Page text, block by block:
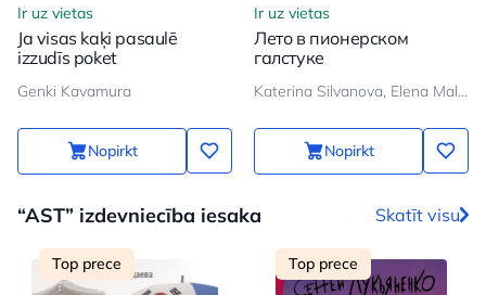
Ir uz vietas
Ja visas kaķi pasaulē
izzudīs poket
Genki Kavamura
Nopirkt
Ir uz vietas
Лето в пионерском
галстуке
Katerina Silvanova, Elena Malisova
Nopirkt
“AST” izdevniecība iesaka Skatīt visu
Top prece Top prece